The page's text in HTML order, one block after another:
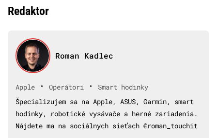
Redaktor
Roman Kadlec
Apple • Operátori •
Smart hodinky
Špecializujem sa na Apple, ASUS, Garmin, smart
hodinky, robotické vysávače a herné zariadenia.
Nájdete ma na sociálnych sieťach @roman_touchit